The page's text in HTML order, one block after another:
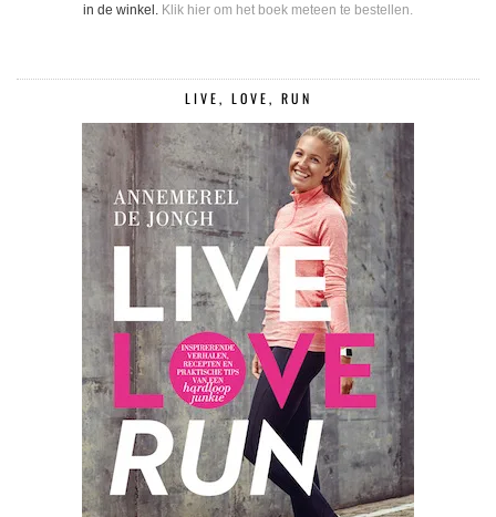
in de winkel. Klik hier om het boek meteen te bestellen.
LIVE, LOVE, RUN